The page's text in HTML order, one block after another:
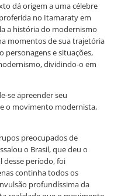
dá origem a uma célebre
no Itamaraty em
a história do modernismo
momentos de sua trajetória
e situações,
dividindo-o em
se apreender seu
o movimento modernista,
preocupados de
o Brasil, que deu o
desse período, foi
continha todos os
profundíssima da